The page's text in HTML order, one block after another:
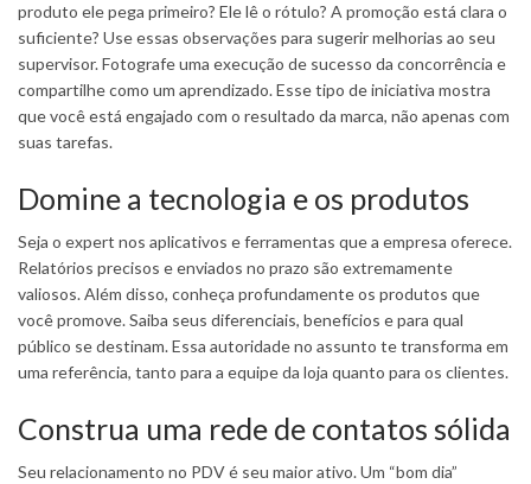
produto ele pega primeiro? Ele lê o rótulo? A promoção está clara o
suficiente? Use essas observações para sugerir melhorias ao seu
supervisor. Fotografe uma execução de sucesso da concorrência e
compartilhe como um aprendizado. Esse tipo de iniciativa mostra
que você está engajado com o resultado da marca, não apenas com
suas tarefas.
Domine a tecnologia e os produtos
Seja o expert nos aplicativos e ferramentas que a empresa oferece.
Relatórios precisos e enviados no prazo são extremamente
valiosos. Além disso, conheça profundamente os produtos que
você promove. Saiba seus diferenciais, benefícios e para qual
público se destinam. Essa autoridade no assunto te transforma em
uma referência, tanto para a equipe da loja quanto para os clientes.
Construa uma rede de contatos sólida
Seu relacionamento no PDV é seu maior ativo. Um “bom dia”